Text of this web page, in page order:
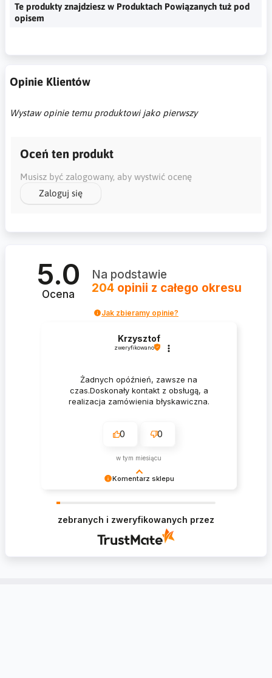
Te produkty znajdziesz w Produktach Powiązanych tuż pod
opisem
Opinie Klientów
Wystaw opinie temu produktowi jako pierwszy
Oceń ten produkt
Musisz być zalogowany, aby wystwić ocenę
Zaloguj się
5.0
Ocena
Na podstawie
204 opinii z całego okresu
Jak zbieramy opinie?
Komentarz sklepu
Krzysztof
zweryfikowano
Żadnych opóźnień, zawsze na
czas.Doskonały kontakt z obsługą, a
realizacja zamówienia błyskawiczna.
0 0
w tym miesiącu
zebranych i zweryfikowanych przez